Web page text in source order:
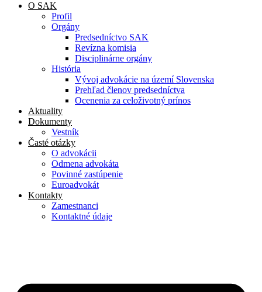
O SAK
Profil
Orgány
Predsedníctvo SAK
Revízna komisia
Disciplinárne orgány
História
Vývoj advokácie na území Slovenska
Prehľad členov predsedníctva
Ocenenia za celoživotný prínos
Aktuality
Dokumenty
Vestník
Časté otázky
O advokácii
Odmena advokáta
Povinné zastúpenie
Euroadvokát
Kontakty
Zamestnanci
Kontaktné údaje